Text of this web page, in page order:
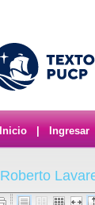
Inicio Ingresar
Roberto